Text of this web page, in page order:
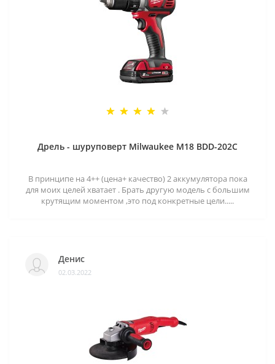
Дрель - шуруповерт Milwaukee M18 BDD-202C
В принципе на 4++ (цена+ качество) 2 аккумулятора пока
для моих целей хватает . Брать другую модель с большим
крутящим моментом ,это под конкретные цели.....
Денис
02.03.2022